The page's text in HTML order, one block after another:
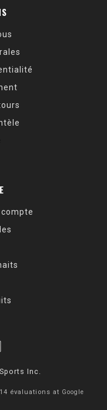
Inc.
14 évaluations at Google